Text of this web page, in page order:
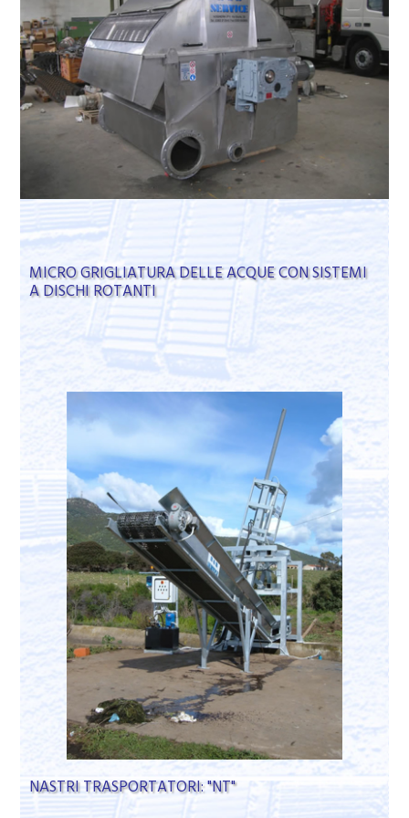
MICRO GRIGLIATURA DELLE ACQUE CON SISTEMI
A DISCHI ROTANTI
NASTRI TRASPORTATORI: "NT"